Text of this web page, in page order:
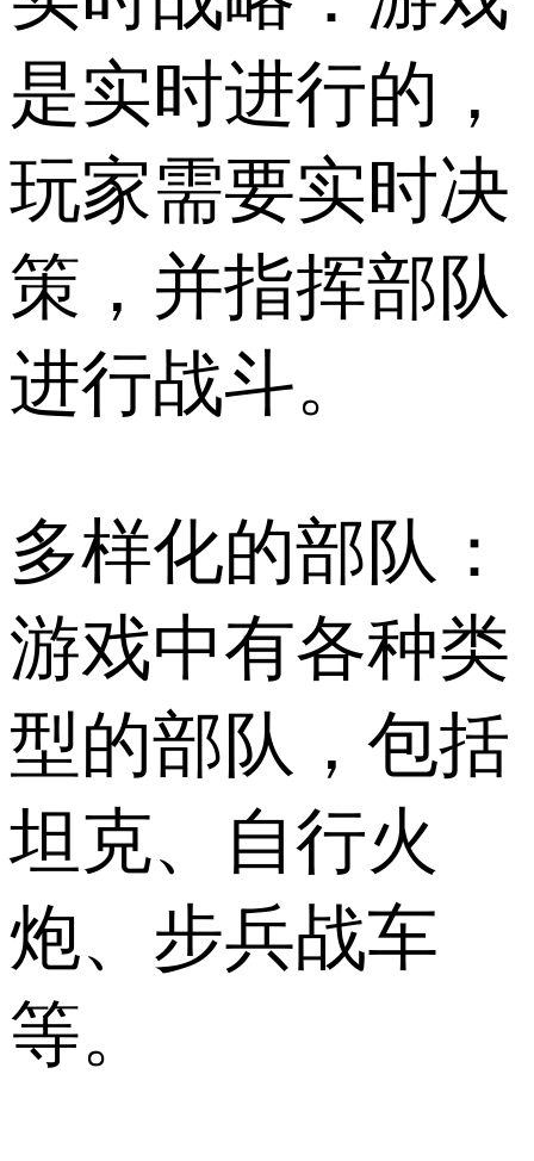
是实时进行的，
玩家需要实时决
策，并指挥部队
进行战斗。
多样化的部队：
游戏中有各种类
型的部队，包括
坦克、自行火
炮、步兵战车
等。